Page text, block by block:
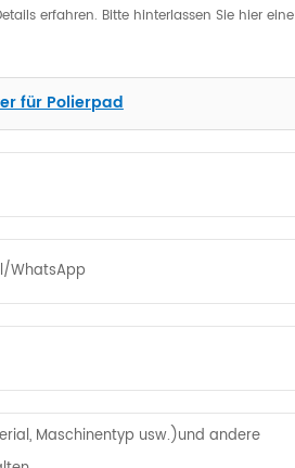
erfahren. Bitte hinterlassen Sie hier eine
für Polierpad